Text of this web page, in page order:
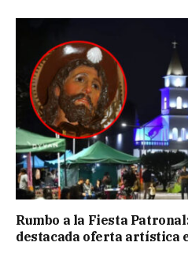
Rumbo a la Fiesta
destacada oferta artística